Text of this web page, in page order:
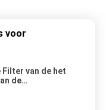
voor
Filter van de het
de